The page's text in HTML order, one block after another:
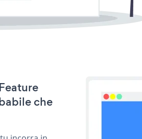
che